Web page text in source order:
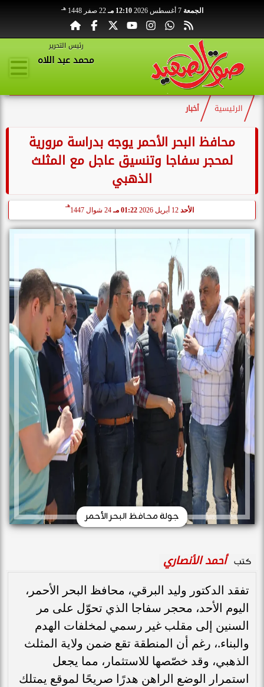
الجمعة 7 أغسطس 2026 12:10 مـ 22 صفر 1448 هـ
رئيس التحرير
محمد عبد اللاه
الرئيسية أخبار
محافظ البحر الأحمر يوجه بدراسة مرورية
لمحجر سفاجا وتنسيق عاجل مع المثلث
الذهبي
الأحد 01:22 مـ 24 شوال 1447
هـ
جولة محافظ البحر الأحمر
كتب أحمد الأنصاري
تفقد الدكتور وليد البرقي، محافظ البحر الأحمر،
اليوم الأحد، محجر سفاجا الذي تحوّل على مر
السنين إلى مقلب غير رسمي لمخلفات الهدم
والبناء.، رغم أن المنطقة تقع ضمن ولاية المثلث
الذهبي، وقد خصّصها للاستثمار، مما يجعل
استمرار الوضع الراهن هدرًا صريحًا لموقع يمتلك